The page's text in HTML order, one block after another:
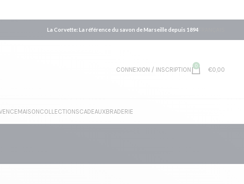
La Corvette: La référence du savon de Marseille depuis 1894
CONNEXION / INSCRIPTION 0 €0,00
MAISONCOLLECTIONSCADEAUXBRADERIE